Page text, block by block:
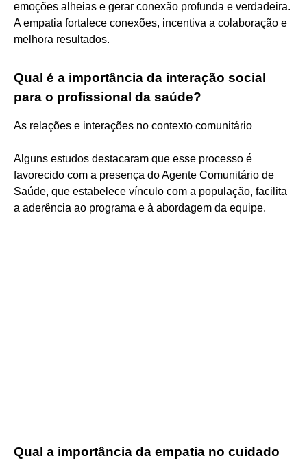
emoções alheias e gerar conexão profunda e verdadeira.
A empatia fortalece conexões, incentiva a colaboração e
melhora resultados.
Qual é a importância da interação social
para o profissional da saúde?
As relações e interações no contexto comunitário
Alguns estudos destacaram que esse processo é
favorecido com a presença do Agente Comunitário de
Saúde, que estabelece vínculo com a população, facilita
a aderência ao programa e à abordagem da equipe.
Qual a importância da empatia no cuidado